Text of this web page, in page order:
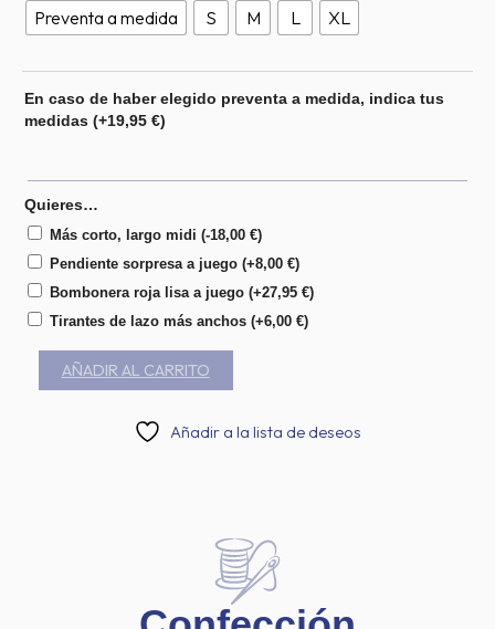
Preventa a medida S M L XL
En caso de haber elegido preventa a medida, indica tus
medidas (+19,95 €)
Quieres…
Más corto, largo midi (-18,00 €)
Pendiente sorpresa a juego (+8,00 €)
Bombonera roja lisa a juego (+27,95 €)
Tirantes de lazo más anchos (+6,00 €)
Red
cantidad
AÑADIR AL CARRITO
Añadir a la lista de deseos